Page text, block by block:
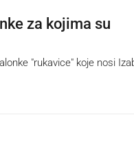
za kojima su
"rukavice" koje nosi